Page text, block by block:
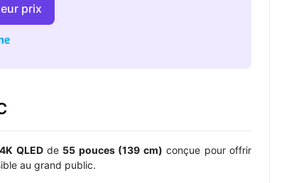
prix
4K QLEDde 55 pouces (139 cm) conçue pour offrir
au grand public.